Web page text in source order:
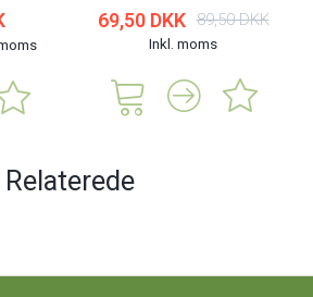
69,50 DKK 89,50 DKK
Inkl. moms
Relaterede